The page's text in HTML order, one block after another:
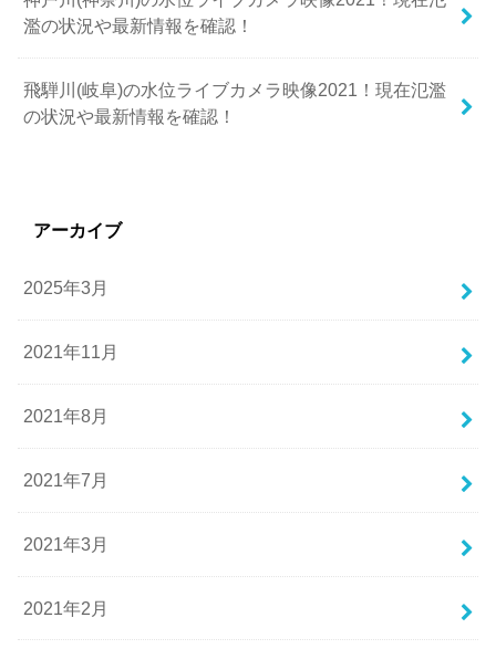
濫の状況や最新情報を確認！
飛騨川(岐阜)の水位ライブカメラ映像2021！現在氾濫
の状況や最新情報を確認！
アーカイブ
2025年3月
2021年11月
2021年8月
2021年7月
2021年3月
2021年2月